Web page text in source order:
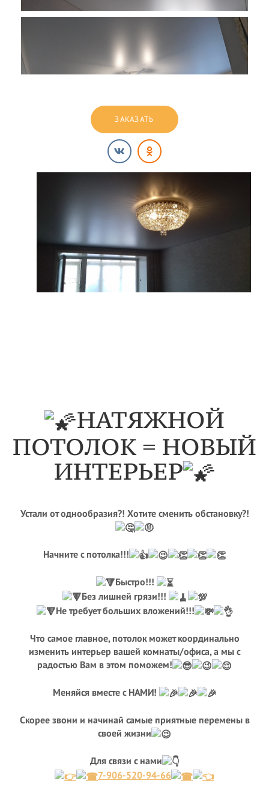
ЗАКАЗАТЬ
НАТЯЖНОЙ
ПОТОЛОК = НОВЫЙ
ИНТЕРЬЕР
Устали от однообразия?! Хотите сменить обстановку?!
Начните с потолка!!!
Быстро!!!
Без лишней грязи!!!
Не требует больших вложений!!!
Что самое главное, потолок может координально
изменить интерьер вашей комнаты/офиса, а мы с
радостью Вам в этом поможем!
Меняйся вместе с НАМИ!
Скорее звони и начинай самые приятные перемены в
своей жизни
Для связи с нами
7-906-520-94-66